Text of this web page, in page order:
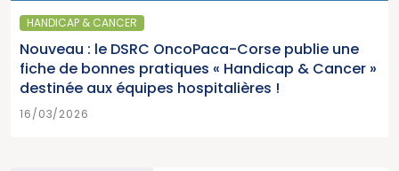
HANDICAP & CANCER
Nouveau : le DSRC OncoPaca-Corse publie une
fiche de bonnes pratiques « Handicap & Cancer »
destinée aux équipes hospitalières !
16/03/2026